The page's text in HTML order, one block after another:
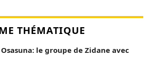
THÉMATIQUE
le groupe de Zidane avec